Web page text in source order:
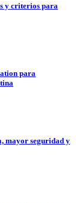
y criterios para
para
mayor seguridad y